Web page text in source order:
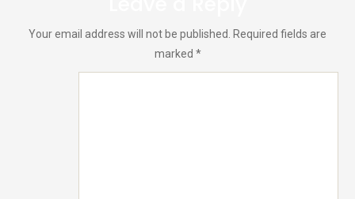
Your email address will not be published. Required fields are
marked *